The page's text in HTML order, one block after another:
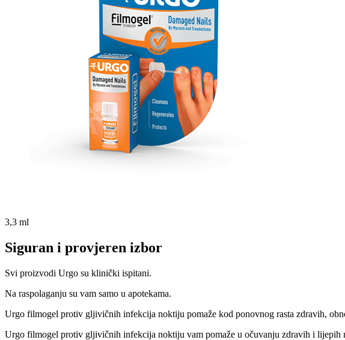
3,3 ml
Siguran i provjeren izbor
Svi proizvodi Urgo su klinički ispitani.
Na raspolaganju su vam samo u apotekama.
Urgo filmogel protiv gljivičnih infekcija noktiju pomaže kod ponovnog rasta zdravih,
Urgo filmogel protiv gljivičnih infekcija noktiju vam pomaže u očuvanju zdravih i